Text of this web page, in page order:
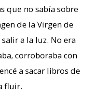
que no sabía sobre
de la Virgen de
a la luz. No era
corroboraba con
a sacar libros de
fluir.